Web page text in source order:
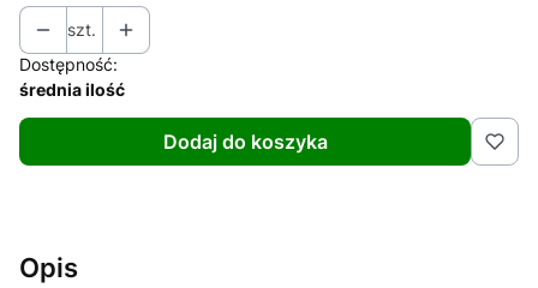
szt.
Dostępność:
średnia ilość
Dodaj do koszyka
Opis